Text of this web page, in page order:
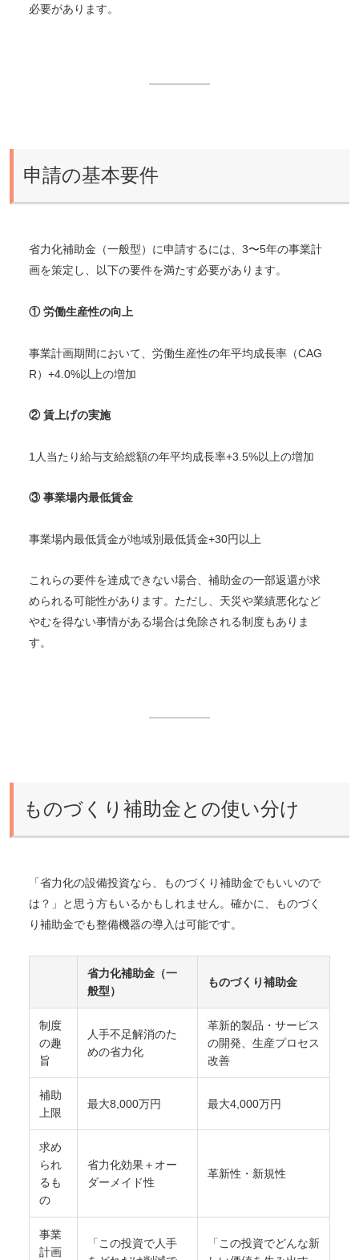
必要があります。
申請の基本要件
省力化補助金（一般型）に申請するには、3〜5年の事業計
画を策定し、以下の要件を満たす必要があります。
① 労働生産性の向上
事業計画期間において、労働生産性の年平均成長率（CAG
R）+4.0%以上の増加
② 賃上げの実施
1人当たり給与支給総額の年平均成長率+3.5%以上の増加
③ 事業場内最低賃金
事業場内最低賃金が地域別最低賃金+30円以上
これらの要件を達成できない場合、補助金の一部返還が求
められる可能性があります。ただし、天災や業績悪化など
やむを得ない事情がある場合は免除される制度もありま
す。
ものづくり補助金との使い分け
「省力化の設備投資なら、ものづくり補助金でもいいので
は？」と思う方もいるかもしれません。確かに、ものづく
り補助金でも整備機器の導入は可能です。
省力化補助金（一
般型）
ものづくり補助金
制度
の趣
旨
人手不足解消のた
めの省力化
革新的製品・サービス
の開発、生産プロセス
改善
補助
上限
最大8,000万円 最大4,000万円
求め
られ
るも
の
省力化効果＋オー
ダーメイド性
革新性・新規性
事業
計画
「この投資で人手
「この投資でどんな新